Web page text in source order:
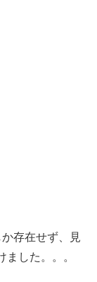
存在せず、見
した。。。